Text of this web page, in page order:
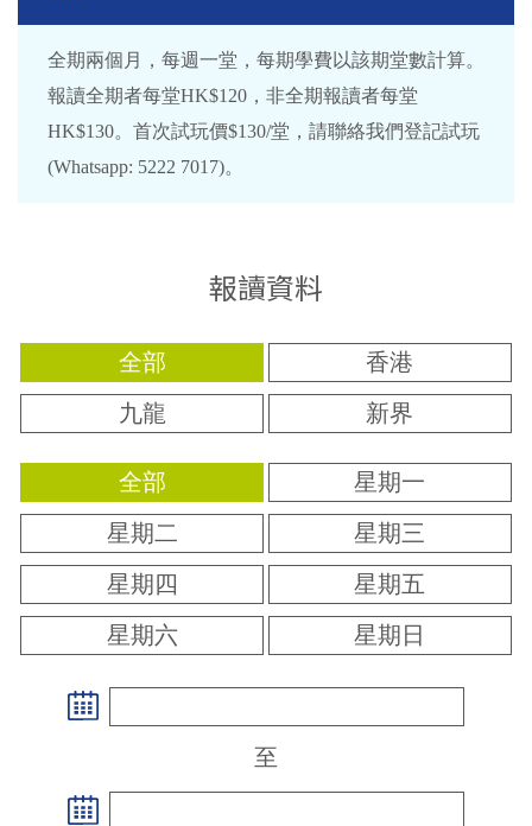
全期兩個月，每週一堂，每期學費以該期堂數計算。
報讀全期者每堂HK$120，非全期報讀者每堂
HK$130。首次試玩價$130/堂，請聯絡我們登記試玩
(Whatsapp: 5222 7017)。
報讀資料
全部
香港
九龍
新界
全部
星期一
星期二
星期三
星期四
星期五
星期六
星期日
至